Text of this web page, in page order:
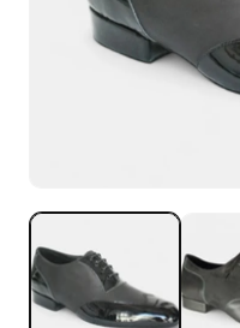
contenuti
1
in
finestra
modale